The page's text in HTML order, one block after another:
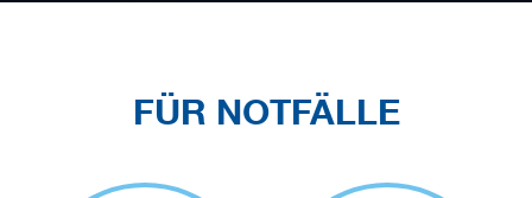
FÜR NOTFÄLLE